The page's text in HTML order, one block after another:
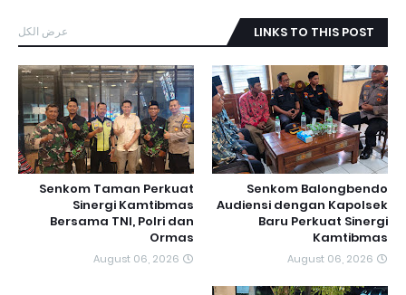
LINKS TO THIS POST عرض الكل
Senkom Balongbendo
Audiensi dengan Kapolsek
Baru Perkuat Sinergi
Kamtibmas
August 06, 2026
Senkom Taman Perkuat
Sinergi Kamtibmas
Bersama TNI, Polri dan
Ormas
August 06, 2026